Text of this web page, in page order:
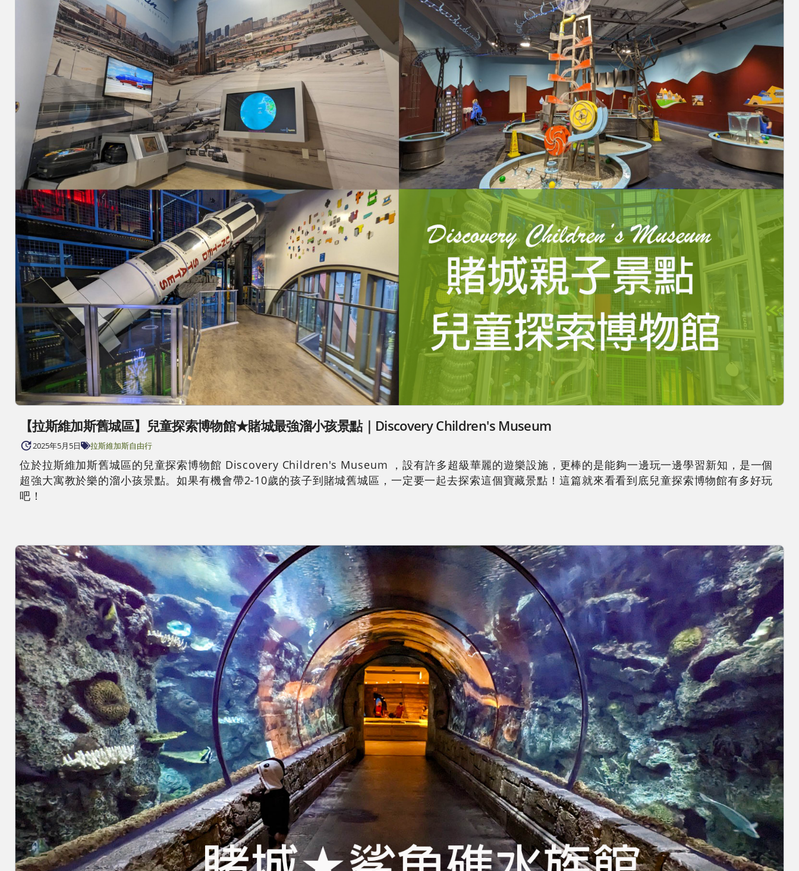
【拉斯維加斯舊城區】兒童探索博物館★賭城最強溜小孩景點｜Discovery Children's Museum
2025年5月5日 拉斯維加斯自由行
位於拉斯維加斯舊城區的兒童探索博物館 Discovery Children's Museum ，設有許多超級華麗的遊樂設施，更棒的是能夠一邊玩一邊學習新知，是一個
超強大寓教於樂的溜小孩景點。如果有機會帶2-10歲的孩子到賭城舊城區，一定要一起去探索這個寶藏景點！這篇就來看看到底兒童探索博物館有多好玩
吧！